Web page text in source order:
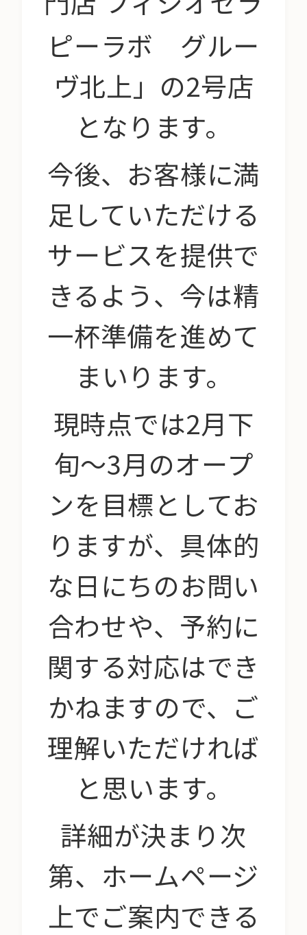
ピーラボ グルー
ヴ北上」の2号店
となります。
今後、お客様に満
足していただける
サービスを提供で
きるよう、今は精
一杯準備を進めて
まいります。
現時点では2月下
旬〜3月のオープ
ンを目標としてお
りますが、具体的
な日にちのお問い
合わせや、予約に
関する対応はでき
かねますので、ご
理解いただければ
と思います。
詳細が決まり次
第、ホームページ
上でご案内できる